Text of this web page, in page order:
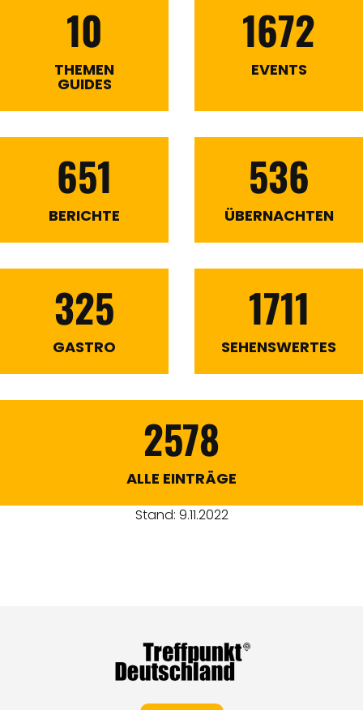
10
THEMEN
GUIDES
1672
EVENTS
651
BERICHTE
536
ÜBERNACHTEN
325
GASTRO
1711
SEHENSWERTES
2578
ALLE EINTRÄGE
Stand: 9.11.2022